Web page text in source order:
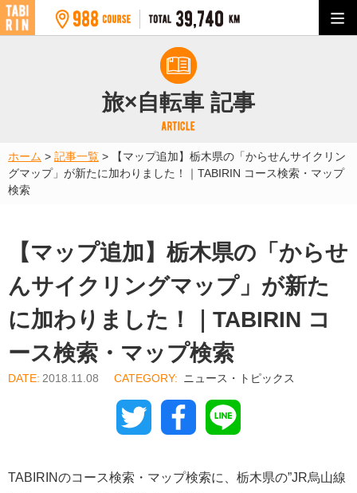
旅×自転車 記事
ホーム > 記事一覧 >
【マップ追加】栃木県の「からせんサイクリン
グマップ」が新たに加わりました！｜TABIRIN コース検索・マップ
検索
【マップ追加】栃木県の「からせ
んサイクリングマップ」が新た
に加わりました！｜TABIRIN コ
ース検索・マップ検索
2018.11.08 ニュース・トピックス
Twitter Facebook
TABIRINのコース検索・マップ検索に、栃木県の”JR烏山線